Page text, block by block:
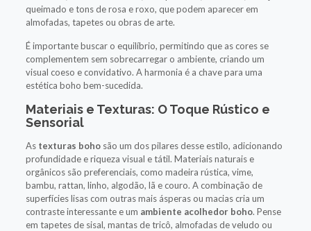
queimado e tons de rosa e roxo, que podem aparecer em
almofadas, tapetes ou obras de arte.
É importante buscar o equilíbrio, permitindo que as cores se
complementem sem sobrecarregar o ambiente, criando um
visual coeso e convidativo. A harmonia é a chave para uma
estética boho bem-sucedida.
Materiais e Texturas: O Toque Rústico e
Sensorial
As texturas bohosão um dos pilares desse estilo, adicionando
profundidade e riqueza visual e tátil. Materiais naturais e
orgânicos são preferenciais, como madeira rústica, vime,
bambu, rattan, linho, algodão, lã e couro. A combinação de
superfícies lisas com outras mais ásperas ou macias cria um
contraste interessante e um ambiente acolhedor boho. Pense
em tapetes de sisal, mantas de tricô, almofadas de veludo ou